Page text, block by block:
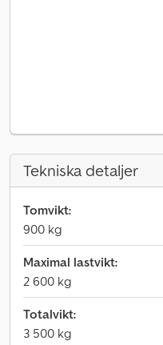
Tekniska detaljer
Tomvikt:
900 kg
Maximal lastvikt:
2 600 kg
Totalvikt:
3 500 kg